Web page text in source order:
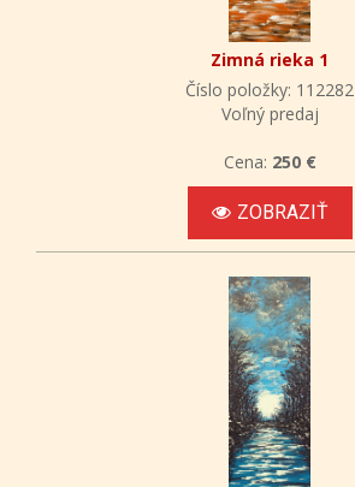
Zimná rieka 1
Číslo položky: 112282
Voľný predaj
Cena: 250 €
ZOBRAZIŤ